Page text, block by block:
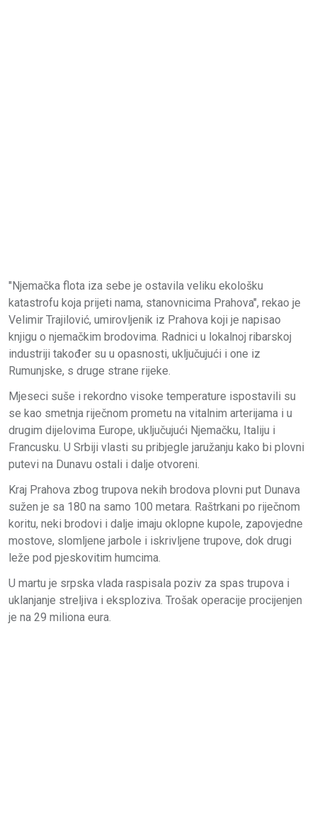
"Njemačka flota iza sebe je ostavila veliku ekološku
katastrofu koja prijeti nama, stanovnicima Prahova", rekao je
Velimir Trajilović, umirovljenik iz Prahova koji je napisao
knjigu o njemačkim brodovima. Radnici u lokalnoj ribarskoj
industriji također su u opasnosti, uključujući i one iz
Rumunjske, s druge strane rijeke.
Mjeseci suše i rekordno visoke temperature ispostavili su
se kao smetnja riječnom prometu na vitalnim arterijama i u
drugim dijelovima Europe, uključujući Njemačku, Italiju i
Francusku. U Srbiji vlasti su pribjegle jaružanju kako bi plovni
putevi na Dunavu ostali i dalje otvoreni.
Kraj Prahova zbog trupova nekih brodova plovni put Dunava
sužen je sa 180 na samo 100 metara. Raštrkani po riječnom
koritu, neki brodovi i dalje imaju oklopne kupole, zapovjedne
mostove, slomljene jarbole i iskrivljene trupove, dok drugi
leže pod pjeskovitim humcima.
U martu je srpska vlada raspisala poziv za spas trupova i
uklanjanje streljiva i eksploziva. Trošak operacije procijenjen
je na 29 miliona eura.